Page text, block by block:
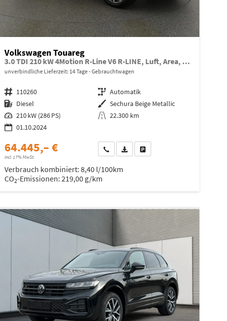
Volkswagen Touareg
3.0 TDI 210 kW 4Motion R-Line V6 R-LINE, Luft, Area, AHK, Leder
unverbindliche Lieferzeit: 14 Tage Gebrauchtwagen
Fahrzeugnr. 110260 Getriebe Automatik
Kraftstoff Diesel Außenfarbe Sechura Beige Metallic
Leistung 210 kW (286 PS) Kilometerstand 22.300 km
01.10.2024
64.445,– €
incl. 17% MwSt.
Wir rufen Sie an
Fahrzeugexposé (PDF)
Fahrzeug parken
Verbrauch kombiniert: 8,40 l/100km
CO2-Emissionen: 219,00 g/km